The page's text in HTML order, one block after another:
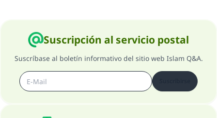
Suscripción al servicio postal
Suscríbase al boletín informativo del sitio web Islam Q&A.